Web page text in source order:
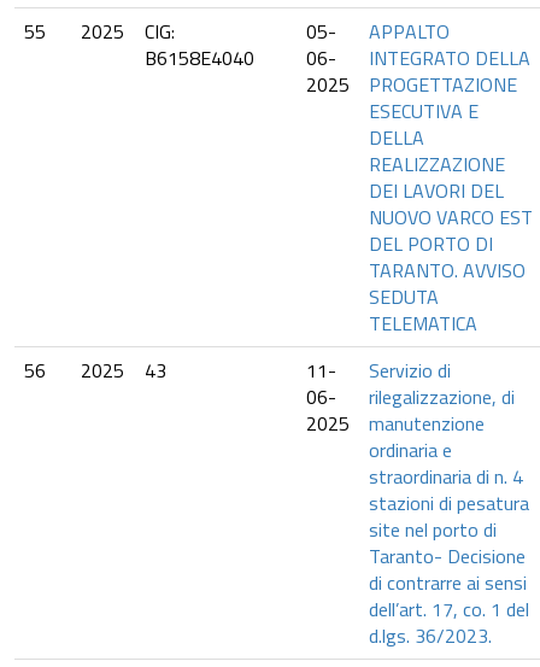
55
2025
CIG:
B6158E4040
05-
06-
2025
APPALTO
INTEGRATO DELLA
PROGETTAZIONE
ESECUTIVA E
DELLA
REALIZZAZIONE
DEI LAVORI DEL
NUOVO VARCO EST
DEL PORTO DI
TARANTO. AVVISO
SEDUTA
TELEMATICA
56
2025 43
11-
06-
2025
Servizio di
rilegalizzazione, di
manutenzione
ordinaria e
straordinaria di n. 4
stazioni di pesatura
site nel porto di
Taranto- Decisione
di contrarre ai sensi
dell’art. 17, co. 1 del
d.lgs. 36/2023.